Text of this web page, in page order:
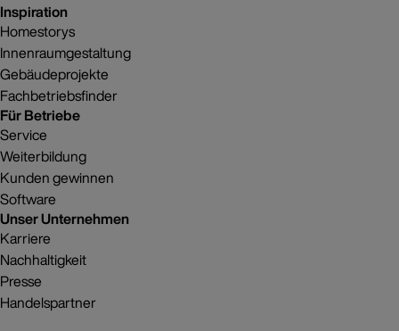
Inspiration
Homestorys
Innenraumgestaltung
Gebäudeprojekte
Fachbetriebsfinder
Für Betriebe
Service
Weiterbildung
Kunden gewinnen
Software
Unser Unternehmen
Karriere
Nachhaltigkeit
Presse
Handelspartner